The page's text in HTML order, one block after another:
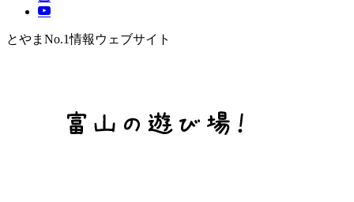
とやまNo.1情報ウェブサイト